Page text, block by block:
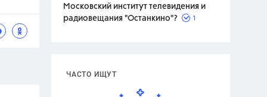
Московский институт телевидения и
радиовещания "Останкино"?
1
ЧАСТО ИЩУТ